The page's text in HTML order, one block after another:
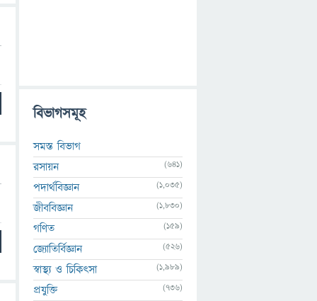
বিভাগসমূহ
সমস্ত বিভাগ
রসায়ন
(641)
পদার্থবিজ্ঞান (1,035)
জীববিজ্ঞান (1,830)
গণিত (159)
জ্যোতির্বিজ্ঞান (526)
স্বাস্থ্য ও চিকিৎসা (1,989)
প্রযুক্তি (736)